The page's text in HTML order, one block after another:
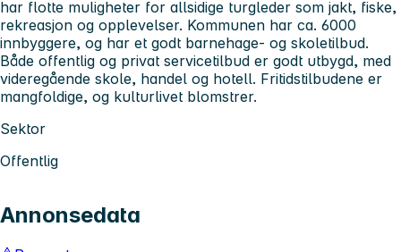
har flotte muligheter for allsidige turgleder som jakt, fiske,
rekreasjon og opplevelser. Kommunen har ca. 6000
innbyggere, og har et godt barnehage- og skoletilbud.
Både offentlig og privat servicetilbud er godt utbygd, med
videregående skole, handel og hotell. Fritidstilbudene er
mangfoldige, og kulturlivet blomstrer.
Sektor
Offentlig
Annonsedata